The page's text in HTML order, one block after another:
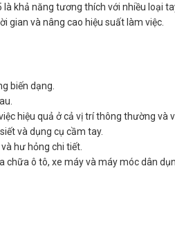
khả năng tương thích với nhiều loại
gian và nâng cao hiệu suất làm việc.
biến dạng.
hiệu quả ở cả vị trí thông thường và
và dụng cụ cầm tay.
hư hỏng chi tiết.
chữa ô tô, xe máy và máy móc dân